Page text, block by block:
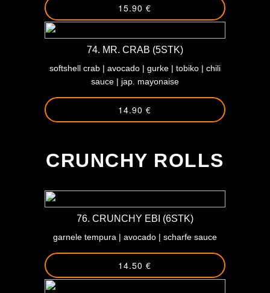
15.90 €
74. MR. CRAB (5STK)
softshell crab | avocado | gurke | tobiko | chili
sauce | jap. mayonaise
14.90 €
CRUNCHY ROLLS
76. CRUNCHY EBI (6STK)
garnele tempura | avocado | scharfe sauce
14.50 €